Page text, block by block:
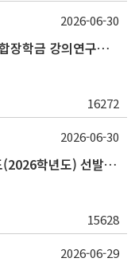
2026학년도 2학기 차세대 인문학자 통합장학금 강의연구조교 선발 안내(~7/8)
16272
2026-06-30
SK에코플랜트 인문나눔장학생 9차년도(2026학년도) 선발 안내(~7/20)
15628
2026-06-30
2026-06-29